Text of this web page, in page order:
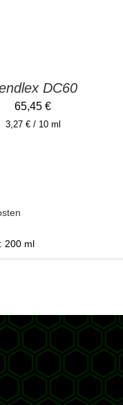
DC60
65,45 €
3,27 €/ 10 ml
200 ml